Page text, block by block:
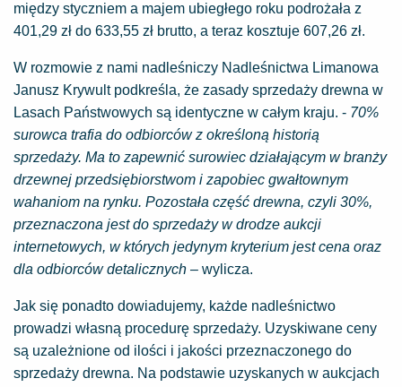
między styczniem a majem ubiegłego roku podrożała z
401,29 zł do 633,55 zł brutto, a teraz kosztuje 607,26 zł.
W rozmowie z nami nadleśniczy Nadleśnictwa Limanowa
Janusz Krywult podkreśla, że zasady sprzedaży drewna w
Lasach Państwowych są identyczne w całym kraju. - 70%
surowca trafia do odbiorców z określoną historią
sprzedaży. Ma to zapewnić surowiec działającym w branży
drzewnej przedsiębiorstwom i zapobiec gwałtownym
wahaniom na rynku. Pozostała część drewna, czyli 30%,
przeznaczona jest do sprzedaży w drodze aukcji
internetowych, w których jedynym kryterium jest cena oraz
dla odbiorców detalicznych – wylicza.
Jak się ponadto dowiadujemy, każde nadleśnictwo
prowadzi własną procedurę sprzedaży. Uzyskiwane ceny
są uzależnione od ilości i jakości przeznaczonego do
sprzedaży drewna. Na podstawie uzyskanych w aukcjach